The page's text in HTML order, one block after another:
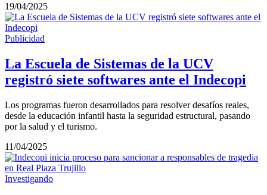
19/04/2025
Publicidad
La Escuela de Sistemas de la UCV
registró siete softwares ante el Indecopi
Los programas fueron desarrollados para resolver desafíos reales,
desde la educación infantil hasta la seguridad estructural, pasando
por la salud y el turismo.
11/04/2025
Investigando